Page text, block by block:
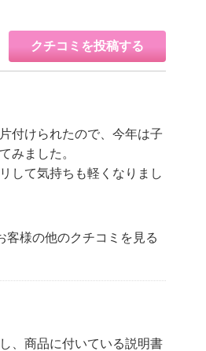
クチコミを投稿する
付けられたので、今年は子
みました。
して気持ちも軽くなりまし
客様の他のクチコミを見る
、商品に付いている説明書